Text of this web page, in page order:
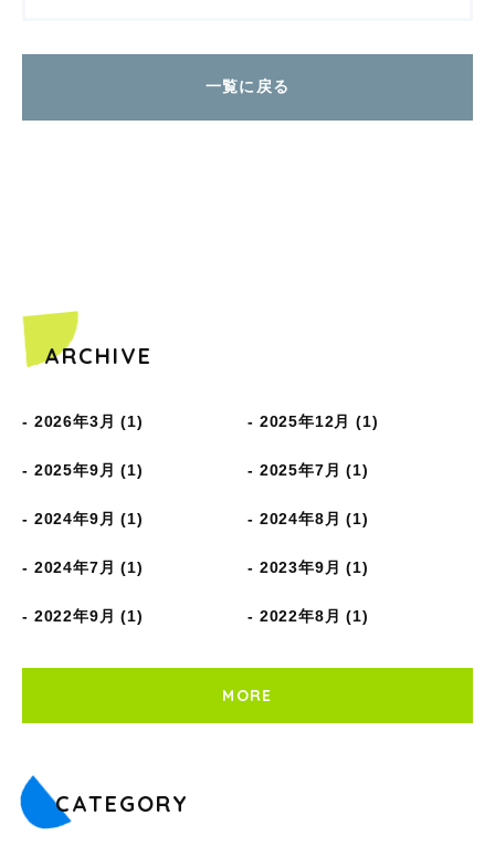
一覧に戻る
ARCHIVE
2026年3月 (1) 2025年12月 (1)
2025年9月 (1) 2025年7月 (1)
2024年9月 (1) 2024年8月 (1)
2024年7月 (1) 2023年9月 (1)
2022年9月 (1) 2022年8月 (1)
MORE
CATEGORY